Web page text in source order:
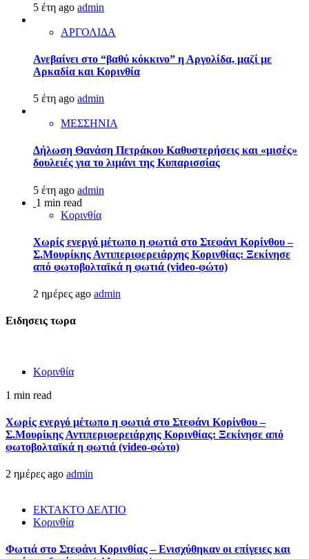
5 έτη ago admin
ΑΡΓΟΛΙΔΑ
Ανεβαίνει στο “βαθύ κόκκινο” η Αργολίδα, μαζί με
Αρκαδία και Κορινθία
5 έτη ago admin
ΜΕΣΣΗΝΙΑ
Δήλωση Θανάση Πετράκου Καθυστερήσεις και «μισές»
δουλειές για το λιμάνι της Κυπαρισσίας
5 έτη ago admin
1 min read
Κορινθία
Χωρίς ενεργό μέτωπο η φωτιά στο Στεφάνι Κορίνθου –
Σ.Μουρίκης Αντιπεριφερειάρχης Κορινθίας: Ξεκίνησε
από φωτοβολταϊκά η φωτιά (video-φώτο)
2 ημέρες ago admin
Ειδησεις τωρα
Κορινθία
1 min read
Χωρίς ενεργό μέτωπο η φωτιά στο Στεφάνι Κορίνθου –
Σ.Μουρίκης Αντιπεριφερειάρχης Κορινθίας: Ξεκίνησε από
φωτοβολταϊκά η φωτιά (video-φώτο)
2 ημέρες ago admin
ΕΚΤΑΚΤΟ ΔΕΛΤΙΟ
Κορινθία
Φωτιά στο Στεφάνι Κορινθίας – Ενισχύθηκαν οι επίγειες και